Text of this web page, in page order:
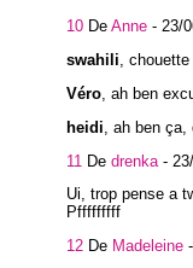
10 De Anne - 23/
swahili,
Véro , ah ben
heidi , ah ben
11 De drenka -
Ui, trop pense a
Pfffffffff
12 De Madeleine -